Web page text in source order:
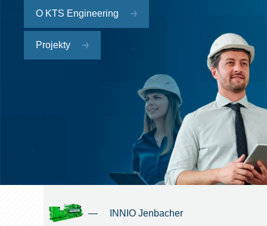
O KTS Engineering
Projekty
— INNIO Jenbacher